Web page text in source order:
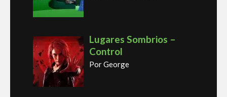
Lugares Sombrios –
Control
Por George